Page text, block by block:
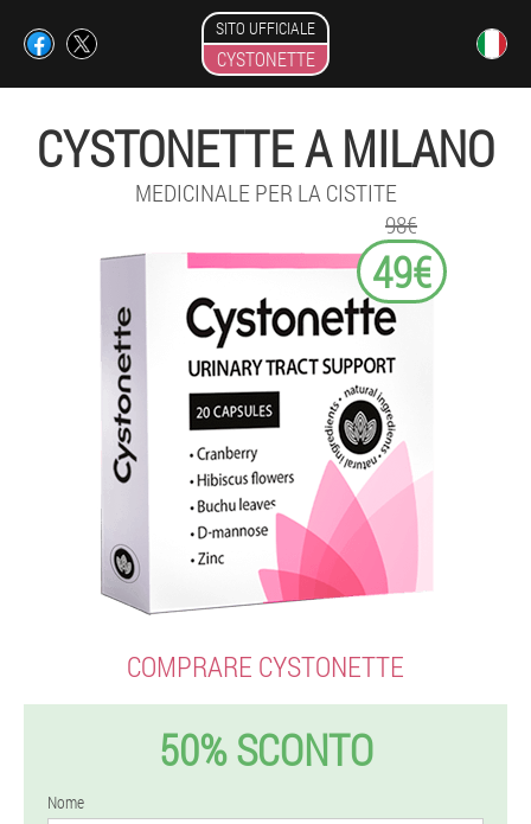
SITO UFFICIALE
CYSTONETTE
CYSTONETTE A MILANO
MEDICINALE PER LA CISTITE
98€
49€
COMPRARE CYSTONETTE
50% SCONTO
Nome